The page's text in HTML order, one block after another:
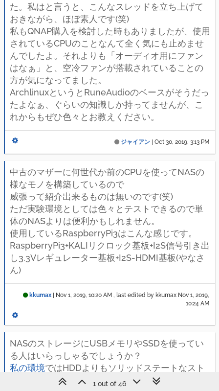
た。私はと言うと、こんなスレッドを立ち上げて
おきながら、ほぼ素人です(笑)
私もQNAP購入を検討した時もありましたが、使用
されているCPUのことなんて全く気にも止めませ
んでしたよ。それよりも「オーディオ用にファン
はなぁ」と、空冷ファンが搭載されていることの
方が気になってました。
ArchlinuxというとRuneAudioのベースがそうだっ
たよなぁ、ぐらいの知識しか持ってませんが、こ
れからもぜひ色々とお教えください。
ジャイアン Oct 30, 2019, 3:13 PM
中古のマザーに何世代か前のCPUを使ってNASの
様なモノを構築しているので
威張って紹介出来るものは無いのです(笑)
ただ実験環境としては色々とテストできるので単
体のNASよりは便利かもしれません。
使用しているRaspberryPi3はこんな感じです。
RaspberryPi3+KALIリクロック基板+I2S信号引き出
し3.3Vレギュレーター基板+I2S-HDMI基板(やなさ
ん)
kkumax Nov 1, 2019, 10:20 AM , last edited by kkumax Nov 1, 2019,
10:24 AM
NASのストレージにUSBメモリやSSDを使ってい
る人はいらっしゃるでしょうか？
私の環境ではHDDよりもソリッドステートなスト
レージの方が音質的に有利と感じているのです
1 out of 46